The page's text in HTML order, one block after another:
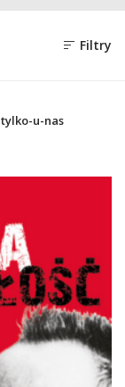
Filtry
tylko-u-nas